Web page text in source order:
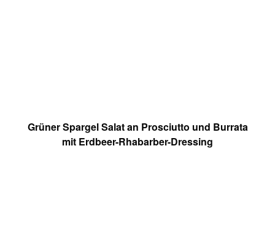
Grüner Spargel Salat an Prosciutto und Burrata
mit Erdbeer-Rhabarber-Dressing